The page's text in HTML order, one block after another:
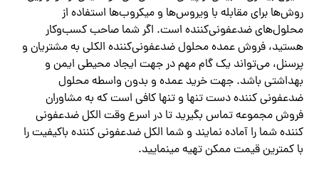
روش‌ها برای مقابله با ویروس‌ها و میکروب‌ها استفاده از
محلول‌های ضدعفونی‌کننده است. اگر شما صاحب کسب‌وکار
هستید، فروش عمده محلول ضدعفونی‌کننده الکلی به مشتریان و
پرسنل، می‌تواند یک گام مهم در جهت ایجاد محیطی ایمن و
بهداشتی باشد. جهت خرید عمده و بدون واسطه محلول
ضدعفونی کننده دست تنها و تنها کافی است که به مشاوران
فروش مجموعه تماس بگیرید تا در اسرع وقت الکل ضدعفونی
کننده شما را آماده نمایند و شما الکل ضدعفونی کننده باکیفیت را
با کمترین قیمت ممکن تهیه مینمایید.